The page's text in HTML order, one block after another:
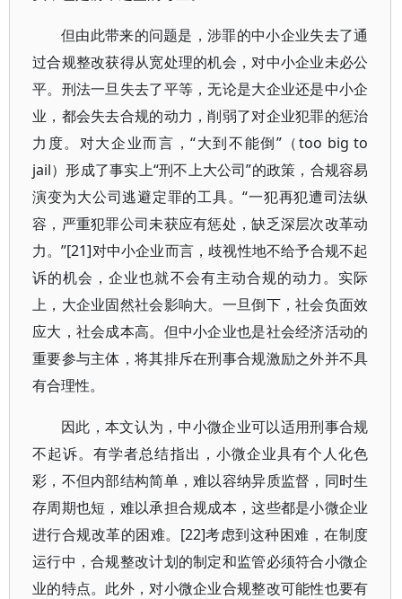
但由此带来的问题是，涉罪的中小企业失去了通
过合规整改获得从宽处理的机会，对中小企业未必公
平。刑法一旦失去了平等，无论是大企业还是中小企
业，都会失去合规的动力，削弱了对企业犯罪的惩治
力度。对大企业而言，“大到不能倒”（too big to
jail）形成了事实上“刑不上大公司”的政策，合规容易
演变为大公司逃避定罪的工具。“一犯再犯遭司法纵
容，严重犯罪公司未获应有惩处，缺乏深层次改革动
力。”[21]对中小企业而言，歧视性地不给予合规不起
诉的机会，企业也就不会有主动合规的动力。实际
上，大企业固然社会影响大。一旦倒下，社会负面效
应大，社会成本高。但中小企业也是社会经济活动的
重要参与主体，将其排斥在刑事合规激励之外并不具
有合理性。
因此，本文认为，中小微企业可以适用刑事合规
不起诉。有学者总结指出，小微企业具有个人化色
彩，不但内部结构简单，难以容纳异质监督，同时生
存周期也短，难以承担合规成本，这些都是小微企业
进行合规改革的困难。[22]考虑到这种困难，在制度
运行中，合规整改计划的制定和监管必须符合小微企
业的特点。此外，对小微企业合规整改可能性也要有